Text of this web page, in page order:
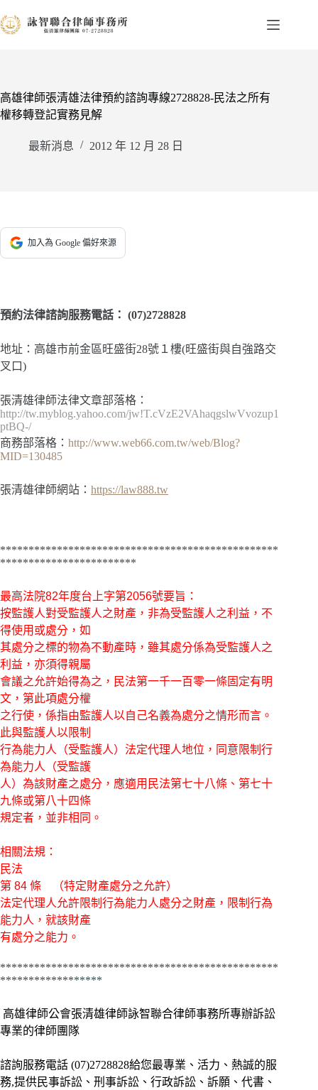
至
容
高雄律師張清雄法律預約諮詢專線2728828-民法之所有
權移轉登記實務見解
最新消息 2012 年 12 月 28 日
加入為 Google 偏好來源
預約法律諮詢服務電話： (07)2728828
地址：高雄市前金區旺盛街28號１樓(旺盛街與自強路交
叉口)
張清雄律師法律文章部落格：
http://tw.myblog.yahoo.com/jw!T.cVzE2VAhaqgslwVvozup1
ptBQ-/
商務部落格： http://www.web66.com.tw/web/Blog?
MID=130485
張清雄律師網站： https://law888.tw
*************************************************
************************
最高法院82年度台上字第2056號要旨：
按監護人對受監護人之財產，非為受監護人之利益，不
得使用或處分，如
其處分之標的物為不動產時，雖其處分係為受監護人之
利益，亦須得親屬
會議之允許始得為之，民法第一千一百零一條固定有明
文，第此項處分權
之行使，係指由監護人以自己名義為處分之情形而言。
此與監護人以限制
行為能力人（受監護人）法定代理人地位，同意限制行
為能力人（受監護
人）為該財產之處分，應適用民法第七十八條、第七十
九條或第八十四條
規定者，並非相同。
相關法規：
民法
第 84 條 （特定財產處分之允許）
法定代理人允許限制行為能力人處分之財產，限制行為
能力人，就該財產
有處分之能力。
*************************************************
******************
高雄律師公會張清雄律師詠智聯合律師事務所專辦訴訟
專業的律師團隊
諮詢服務電話 (07)2728828給您最專業、活力、熱誠的服
務,提供民事訴訟、刑事訴訟、行政訴訟、訴願、代書、